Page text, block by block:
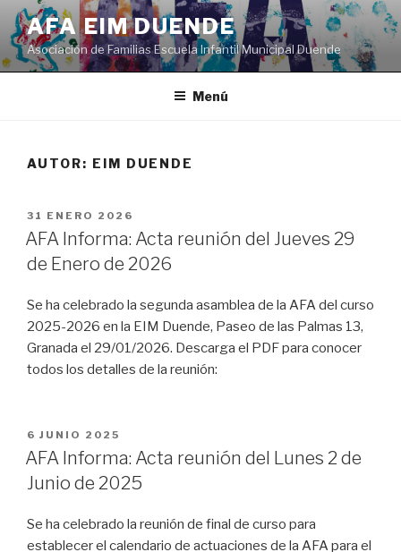
Saltar
contenido
AFA EIM DUENDE
Asociación de Familias Escuela Infantil Municipal Duende
Menú
AUTOR: EIM DUENDE
PUBLICADO
EL
31 ENERO 2026
AFA Informa: Acta reunión del Jueves 29
de Enero de 2026
Se ha celebrado la segunda asamblea de la AFA del curso
2025-2026 en la EIM Duende, Paseo de las Palmas 13,
Granada el 29/01/2026. Descarga el PDF para conocer
todos los detalles de la reunión:
PUBLICADO
EL
6 JUNIO 2025
AFA Informa: Acta reunión del Lunes 2 de
Junio de 2025
Se ha celebrado la reunión de final de curso para
establecer el calendario de actuaciones de la AFA para el